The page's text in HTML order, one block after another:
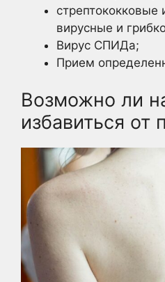
стрептококковые
вирусные и
Вирус СПИДа;
Прием
Возможно ли
избавиться от